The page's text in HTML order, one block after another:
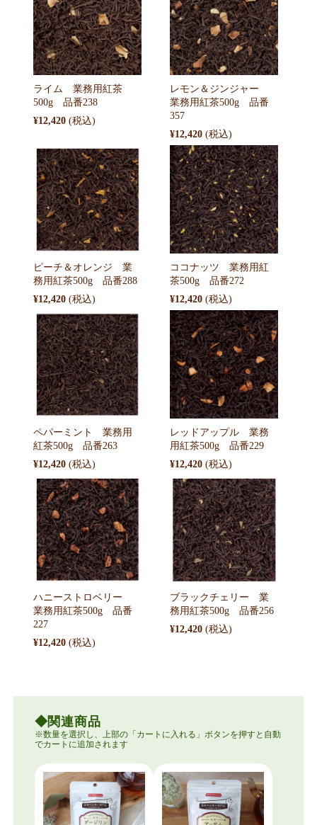
ライム 業務用紅茶
500g 品番238
¥12,420
レモン＆ジンジャー
業務用紅茶500g 品番
357
¥12,420
ピーチ＆オレンジ 業
務用紅茶500g 品番288
¥12,420
ココナッツ 業務用紅
茶500g 品番272
¥12,420
ペパーミント 業務用
紅茶500g 品番263
¥12,420
レッドアップル 業務
用紅茶500g 品番229
¥12,420
ハニーストロベリー
業務用紅茶500g 品番
227
¥12,420
ブラックチェリー 業
務用紅茶500g 品番256
¥12,420
関連商品